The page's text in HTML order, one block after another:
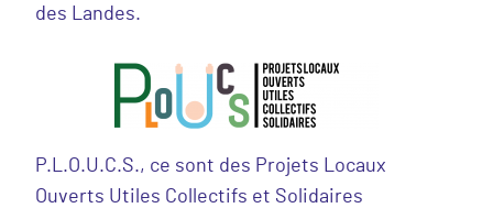
des Landes.
P.L.O.U.C.S., ce sont des Projets Locaux
Ouverts Utiles Collectifs et Solidaires